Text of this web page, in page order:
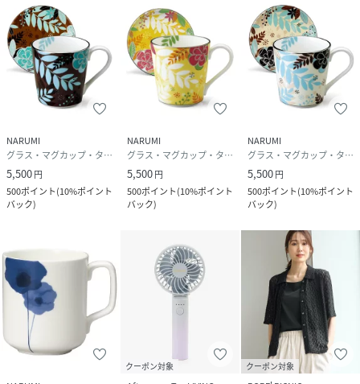
NARUMI
グラス・マグカップ・タンブラー
5,500円
500ポイント(10%ポイント
バック)
NARUMI
グラス・マグカップ・タンブラー
5,500円
500ポイント(10%ポイント
バック)
NARUMI
グラス・マグカップ・タンブラー
5,500円
500ポイント(10%ポイント
バック)
クーポン対象 クーポン対象